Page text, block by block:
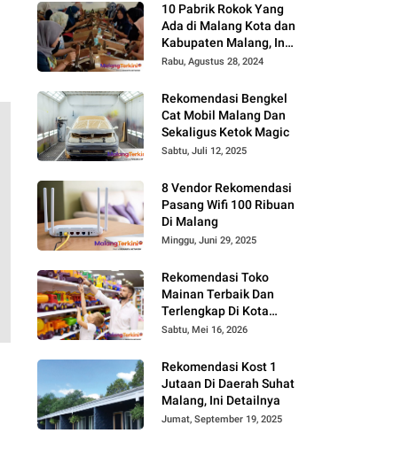
10 Pabrik Rokok Yang
Ada di Malang Kota dan
Kabupaten Malang, Ini
Alamat dan
Rabu, Agustus 28, 2024
Rekomendasi Bengkel
Cat Mobil Malang Dan
Sekaligus Ketok Magic
Sabtu, Juli 12, 2025
8 Vendor Rekomendasi
Pasang Wifi 100 Ribuan
Di Malang
Minggu, Juni 29, 2025
Rekomendasi Toko
Mainan Terbaik Dan
Terlengkap Di Kota
Malang Terbaru Tahun
Anak
Sabtu, Mei 16, 2026
Rekomendasi Kost 1
Jutaan Di Daerah Suhat
Malang, Ini Detailnya
Jumat, September 19, 2025